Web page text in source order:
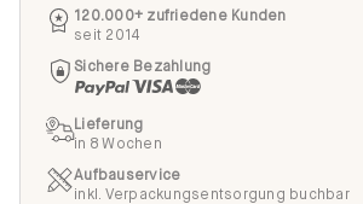
120.000+ zufriedene Kunden
seit 2014
Sichere Bezahlung
Lieferung
in 8 Wochen
Aufbauservice
inkl. Verpackungsentsorgung buchbar